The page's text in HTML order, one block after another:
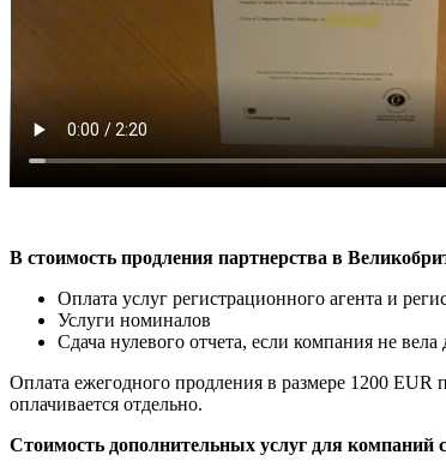
В стоимость продления партнерства в
Оплата услуг регистрационного агента и
Услуги номиналов
Сдача нулевого отчета, если компания не вела
Оплата ежегодного продления в размере 1200 EUR
оплачивается отдельно.
Стоимость дополнительных услуг для компаний